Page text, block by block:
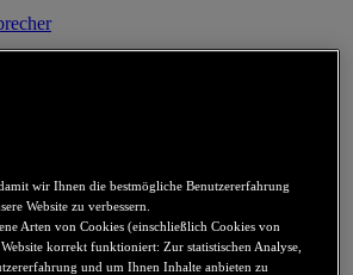
9800SE
wir Ihnen die bestmögliche Benutzererfahrung
Website zu verbessern.
Arten von Cookies (einschließlich Cookies von
korrekt funktioniert: Zur statistischen Analyse,
und um Ihnen Inhalte anbieten zu